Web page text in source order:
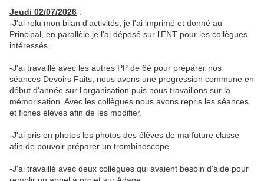
Jeudi 02/07/2026 :
-J'ai relu mon bilan d'activités, je l'ai imprimé et donné au
Principal, en parallèle je l'ai déposé sur l'ENT pour les collègues
intéressés.
-J'ai travaillé avec les autres PP de 6è pour préparer nos
séances Devoirs Faits, nous avons une progression commune en
début d'année sur l'organisation puis nous travaillons sur la
mémorisation. Avec les collègues nous avons repris les séances
et fiches élèves afin de les modifier.
-J'ai pris en photos les photos des élèves de ma future classe
afin de pouvoir préparer un trombinoscope.
-J'ai travaillé avec deux collègues qui avaient besoin d'aide pour